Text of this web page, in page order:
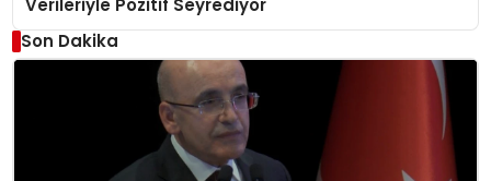
Verileriyle Pozitif Seyrediyor
Son Dakika